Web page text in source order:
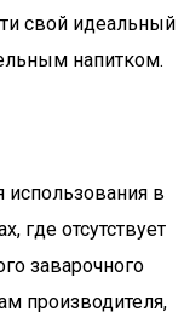
свой идеальный
напитком.
в
где отсутствует
заварочного
производителя,